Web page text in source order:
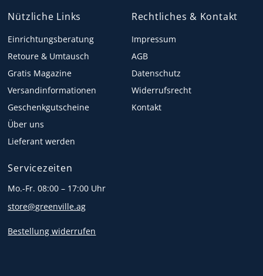
Nützliche Links
Einrichtungsberatung
Retoure & Umtausch
Gratis Magazine
Versandinformationen
Geschenkgutscheine
Über uns
Lieferant werden
Rechtliches & Kontakt
Impressum
AGB
Datenschutz
Widerrufsrecht
Kontakt
Servicezeiten
Mo.-Fr. 08:00 – 17:00 Uhr
store@greenville.ag
Bestellung widerrufen